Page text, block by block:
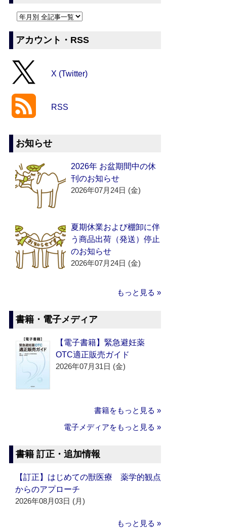
アカウント・RSS
X (Twitter)
RSS
お知らせ
2026年 お盆期間中の休
刊のお知らせ
2026年07月24日 (金)
夏期休業および棚卸に伴
う商品出荷（発送）停止
のお知らせ
2026年07月24日 (金)
もっと見る »
書籍・電子メディア
【電子書籍】緊急避妊薬
OTC適正販売ガイド
2026年07月31日 (金)
書籍をもっと見る »
電子メディアをもっと見る »
書籍 訂正・追加情報
【訂正】はじめての獣医療 薬学的観点
からのアプローチ
2026年08月03日 (月)
もっと見る »